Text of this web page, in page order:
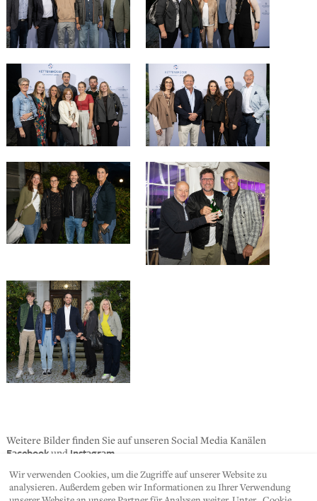
Weitere Bilder finden Sie auf unseren Social Media Kanälen
Facebookund Instagram
Wir verwenden Cookies, um die Zugriffe auf unserer Website zu
analysieren. Außerdem geben wir Informationen zu Ihrer Verwendung